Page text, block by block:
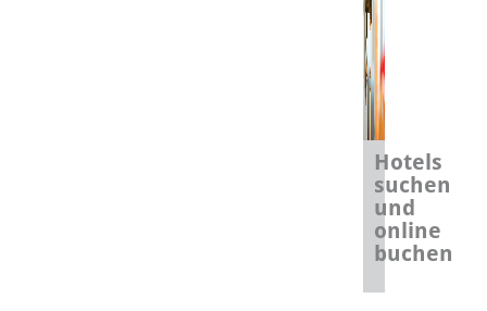
Hotels
suchen
und
online
buchen